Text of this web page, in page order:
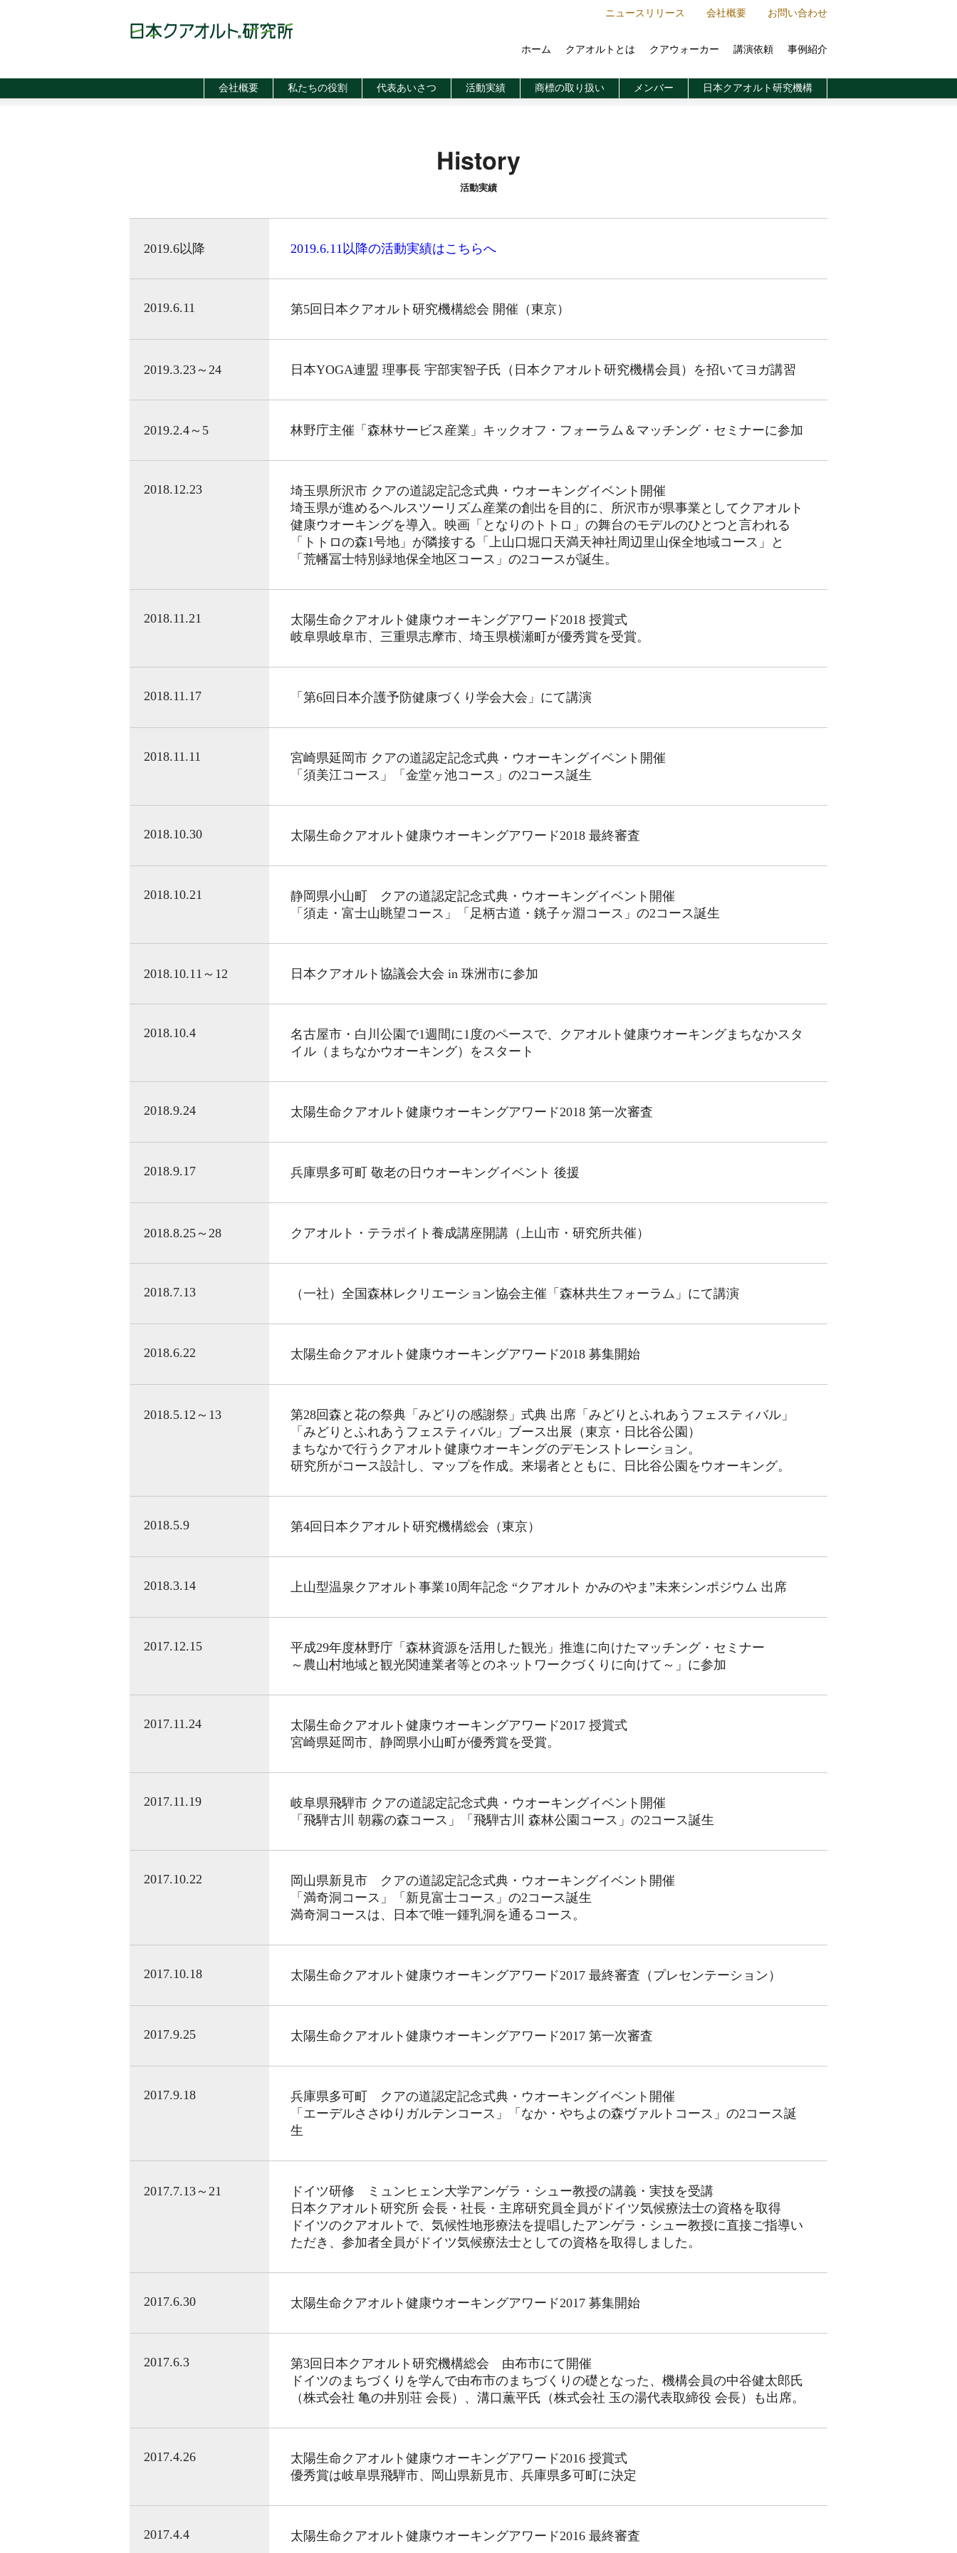
ホーム クアオルトとは クアウォーカー 講演依頼 事例紹介
ニュースリリース 会社概要 お問い合わせ
会社概要 私たちの役割 代表あいさつ 活動実績 商標の取り扱い メンバー 日本クアオルト研究機構
History
活動実績
2019.6以降 2019.6.11以降の活動実績はこちらへ
2019.6.11 第5回日本クアオルト研究機構総会 開催（東京）
2019.3.23～24 日本YOGA連盟 理事長 宇部実智子氏（日本クアオルト研究機構会員）を招いてヨガ講習
2019.2.4～5 林野庁主催「森林サービス産業」キックオフ・フォーラム＆マッチング・セミナーに参加
2018.12.23
埼玉県所沢市 クアの道認定記念式典・ウオーキングイベント開催
埼玉県が進めるヘルスツーリズム産業の創出を目的に、所沢市が県事業としてクアオルト
健康ウオーキングを導入。映画「となりのトトロ」の舞台のモデルのひとつと言われる
「トトロの森1号地」が隣接する「上山口堀口天満天神社周辺里山保全地域コース」と
「荒幡冨士特別緑地保全地区コース」の2コースが誕生。
2018.11.21
太陽生命クアオルト健康ウオーキングアワード2018 授賞式
岐阜県岐阜市、三重県志摩市、埼玉県横瀬町が優秀賞を受賞。
2018.11.17 「第6回日本介護予防健康づくり学会大会」にて講演
2018.11.11
宮崎県延岡市 クアの道認定記念式典・ウオーキングイベント開催
「須美江コース」「金堂ヶ池コース」の2コース誕生
2018.10.30 太陽生命クアオルト健康ウオーキングアワード2018 最終審査
2018.10.21
静岡県小山町 クアの道認定記念式典・ウオーキングイベント開催
「須走・富士山眺望コース」「足柄古道・銚子ヶ淵コース」の2コース誕生
2018.10.11～12 日本クアオルト協議会大会 in 珠洲市に参加
2018.10.4
名古屋市・白川公園で1週間に1度のペースで、クアオルト健康ウオーキングまちなかスタ
イル（まちなかウオーキング）をスタート
2018.9.24 太陽生命クアオルト健康ウオーキングアワード2018 第一次審査
2018.9.17 兵庫県多可町 敬老の日ウオーキングイベント 後援
2018.8.25～28 クアオルト・テラポイト養成講座開講（上山市・研究所共催）
2018.7.13 （一社）全国森林レクリエーション協会主催「森林共生フォーラム」にて講演
2018.6.22 太陽生命クアオルト健康ウオーキングアワード2018 募集開始
2018.5.12～13
第28回森と花の祭典「みどりの感謝祭」式典 出席「みどりとふれあうフェスティバル」
「みどりとふれあうフェスティバル」ブース出展（東京・日比谷公園）
まちなかで行うクアオルト健康ウオーキングのデモンストレーション。
研究所がコース設計し、マップを作成。来場者とともに、日比谷公園をウオーキング。
2018.5.9 第4回日本クアオルト研究機構総会（東京）
2018.3.14 上山型温泉クアオルト事業10周年記念 “クアオルト かみのやま”未来シンポジウム 出席
2017.12.15
平成29年度林野庁「森林資源を活用した観光」推進に向けたマッチング・セミナー
～農山村地域と観光関連業者等とのネットワークづくりに向けて～」に参加
2017.11.24
太陽生命クアオルト健康ウオーキングアワード2017 授賞式
宮崎県延岡市、静岡県小山町が優秀賞を受賞。
2017.11.19
岐阜県飛騨市 クアの道認定記念式典・ウオーキングイベント開催
「飛騨古川 朝霧の森コース」「飛騨古川 森林公園コース」の2コース誕生
2017.10.22
岡山県新見市 クアの道認定記念式典・ウオーキングイベント開催
「満奇洞コース」「新見富士コース」の2コース誕生
満奇洞コースは、日本で唯一鍾乳洞を通るコース。
2017.10.18 太陽生命クアオルト健康ウオーキングアワード2017 最終審査（プレセンテーション）
2017.9.25 太陽生命クアオルト健康ウオーキングアワード2017 第一次審査
2017.9.18
兵庫県多可町 クアの道認定記念式典・ウオーキングイベント開催
「エーデルささゆりガルテンコース」「なか・やちよの森ヴァルトコース」の2コース誕
生
2017.7.13～21
ドイツ研修 ミュンヒェン大学アンゲラ・シュー教授の講義・実技を受講
日本クアオルト研究所 会長・社長・主席研究員全員がドイツ気候療法士の資格を取得
ドイツのクアオルトで、気候性地形療法を提唱したアンゲラ・シュー教授に直接ご指導い
ただき、参加者全員がドイツ気候療法士としての資格を取得しました。
2017.6.30 太陽生命クアオルト健康ウオーキングアワード2017 募集開始
2017.6.3
第3回日本クアオルト研究機構総会 由布市にて開催
ドイツのまちづくりを学んで由布市のまちづくりの礎となった、機構会員の中谷健太郎氏
（株式会社 亀の井別荘 会長）、溝口薫平氏（株式会社 玉の湯代表取締役 会長）も出席。
2017.4.26
太陽生命クアオルト健康ウオーキングアワード2016 授賞式
優秀賞は岐阜県飛騨市、岡山県新見市、兵庫県多可町に決定
2017.4.4 太陽生命クアオルト健康ウオーキングアワード2016 最終審査